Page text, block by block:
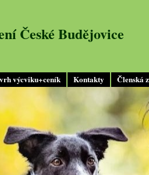
výcviku+ceník Kontakty Členská
České Budějovice